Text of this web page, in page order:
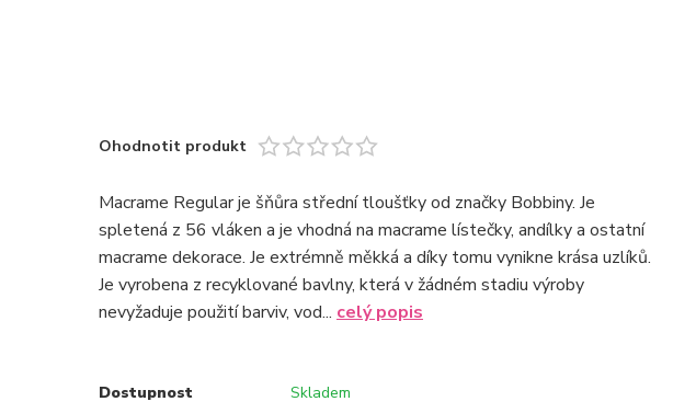
Ohodnotit produkt
Macrame Regular je šňůra střední tloušťky od značky Bobbiny. Je
spletená z 56 vláken a je vhodná na macrame lístečky, andílky a ostatní
macrame dekorace. Je extrémně měkká a díky tomu vynikne krása uzlíků.
Je vyrobena z recyklované bavlny, která v žádném stadiu výroby
nevyžaduje použití barviv, vod... celý popis
Dostupnost
Skladem